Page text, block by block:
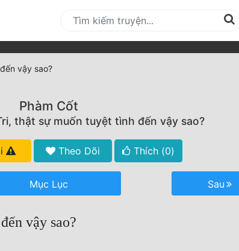
vậy sao?
Phàm Cốt
thật sự muốn tuyệt tình đến vậy sao?
Theo Dõi Thích (0)
Mục Lục Sau
vậy sao?